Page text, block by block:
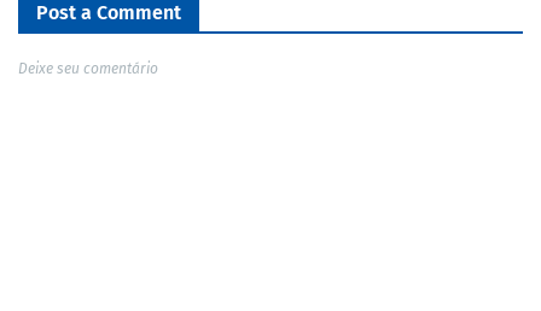
Post a Comment
Deixe seu comentário